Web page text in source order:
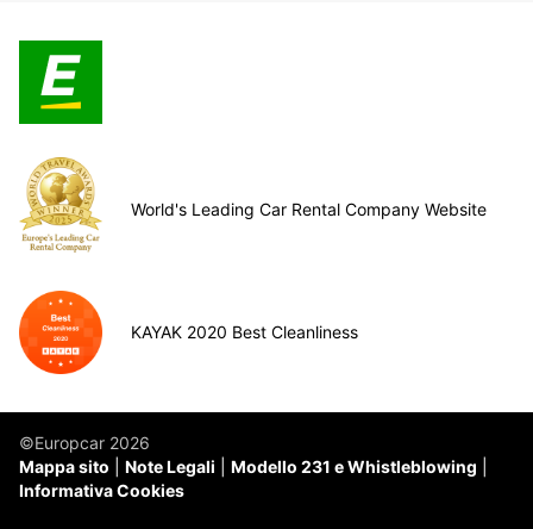
World's Leading Car Rental Company Website
KAYAK 2020 Best Cleanliness
©Europcar 2026
Mappa sito
Note Legali
Modello 231 e Whistleblowing
Informativa Cookies